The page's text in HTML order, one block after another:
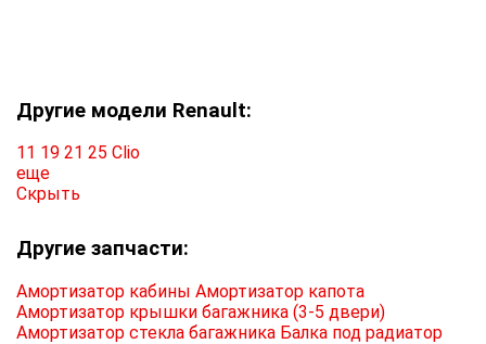
Другие модели Renault:
11 19 21 25 Clio
еще
Скрыть
Другие запчасти:
Амортизатор кабины Амортизатор капота
Амортизатор крышки багажника (3-5 двери)
Амортизатор стекла багажника Балка под радиатор